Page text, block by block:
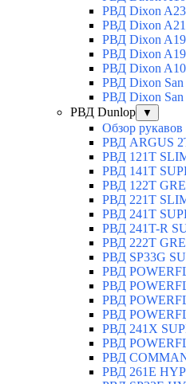
РВД Dixon
РВД Dixon
РВД Dixon
РВД Dixon
РВД Dixon
РВД Dixon San
РВД Dixon San
РВД Dunlop
▼
Обзор
РВД ARGUS
РВД 121T
РВД 141T
РВД 122T
РВД 221T
РВД 241T
РВД 241T-R
РВД 222T
РВД SP33G
РВД
РВД
РВД
РВД
РВД 241X
РВД
РВД
РВД 261E